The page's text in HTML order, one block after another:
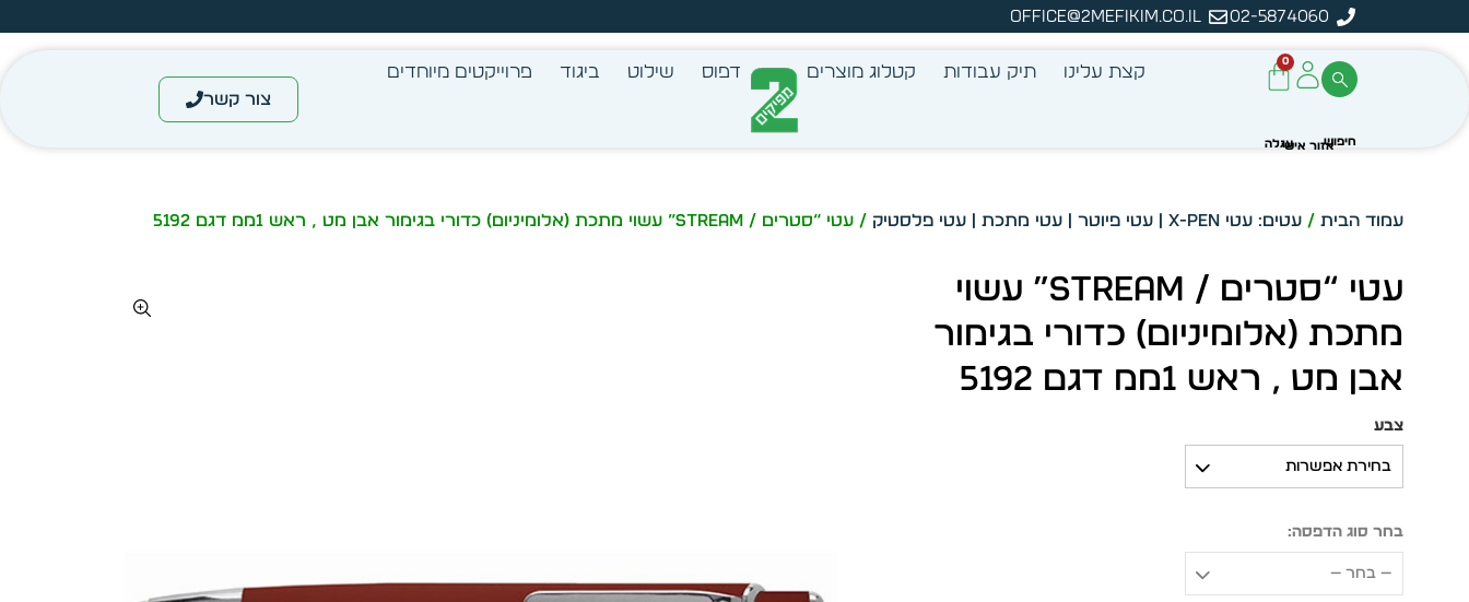
02-5874060
office@2mefikim.co.il
מיידית מתוך מלאי קיים
עצב בעצמך - הכן הדמייה לכל פריט בקלות מחיר מיידי- מותאם לפי כמות
0
קצת עלינו תיק עבודות קטלוג מוצרים דפוס שילוט ביגוד פרוייקטים מיוחדים
צור קשר
עמוד הבית /עטים: עטי X-PEN | עטי פיוטר | עטי מתכת | עטי פלסטיק / עטי “סטרים / Stream” עשוי מתכת (אלומיניום) כדורי בגימור אבן מט , ראש 1ממ דגם 5192
עטי “סטרים / Stream” עשוי
מתכת (אלומיניום) כדורי בגימור
אבן מט , ראש 1ממ דגם 5192
צבע
בחירת אפשרות
בחר סוג הדפסה:
— בחר —